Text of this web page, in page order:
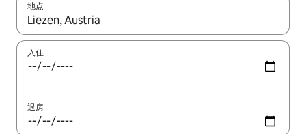
地点
如有搜索结果，请使用上下方向键查看，或通过点击或滑动手势
入住
退房